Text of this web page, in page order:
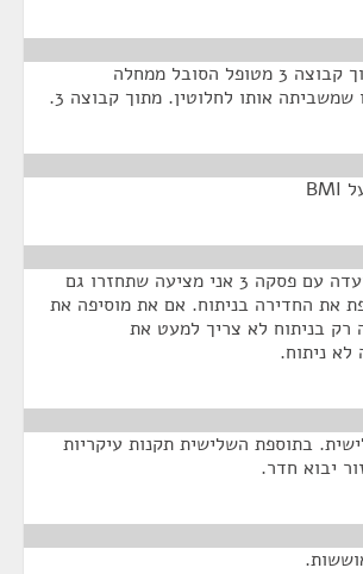
ברשותך ניסוח. מתוך קבוצה 3 מטופל הסובל ממחלה
אותו לחלוטין. מתוך קבוצה 3.
אם כבר חוזרים לוועדה עם פסקה 3 אני מציעה שתחזרו גם
את החדירה בניתוח. אם את מוסיפה את
רק בניתוח לא צריך למעט את
לא ניתוח.
בתוספת השלישית תקנות עיקריות